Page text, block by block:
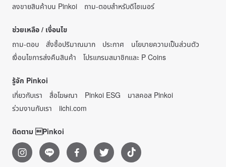
ลงขายสินค้าบน Pinkoi
ถาม-ตอบสำหรับดีไซเนอร์
ช่วยเหลือ / เงื่อนไข
ถาม-ตอบ
สั่งซื้อปริมาณมาก ประกาศ
นโยบายความเป็นส่วนตัว
เงื่อนไขการส่งคืนสินค้า
โปรแกรมสมาชิกและ P Coins
รู้จัก Pinkoi
เกี่ยวกับเรา
สื่อโฆษณา Pinkoi ESG
มาสคอส Pinkoi
ร่วมงานกับเรา
iichi.com
ติดตาม Pinkoi